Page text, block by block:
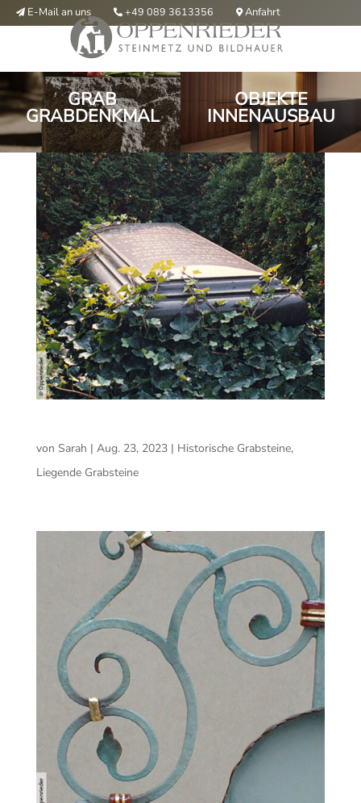
 E-Mail an uns  +49 089 3613356  Anfahrt
GRAB
GRABDENKMAL
OBJEKTE
INNENAUSBAU
von Sarah | Aug. 23, 2023| Historische Grabsteine,
Liegende Grabsteine